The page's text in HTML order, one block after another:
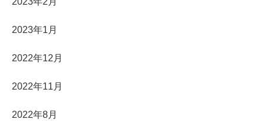
2023年1月
2022年12月
2022年11月
2022年8月